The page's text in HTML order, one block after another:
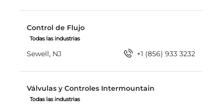
Control de Flujo
Todas las industrias
Sewell, NJ +1 (856) 933 3232
Válvulas y Controles Intermountain ​​​​​​​
Todas las industrias